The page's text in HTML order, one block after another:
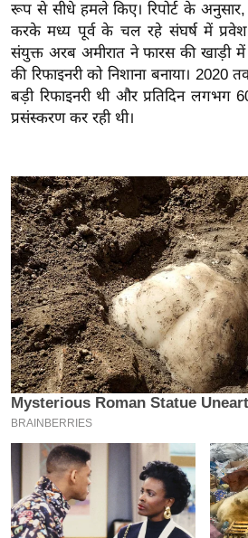
क्रि
के
ट
I
P
0
2
6
क्रा
इ
म
ई
-
पे
प
र
ल
रूप से सीधे हमले किए। रिपोर्ट के अनुसार,
करके मध्य पूर्व के चल रहे संघर्ष में प्रवेश
संयुक्त अरब अमीरात ने फारस की खाड़ी में
की रिफाइनरी को निशाना बनाया।
बड़ी रिफाइनरी थी और प्रतिदिन
प्रसंस्करण कर रही थी।